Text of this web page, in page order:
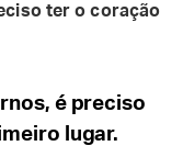
ter o coração
é preciso
lugar.